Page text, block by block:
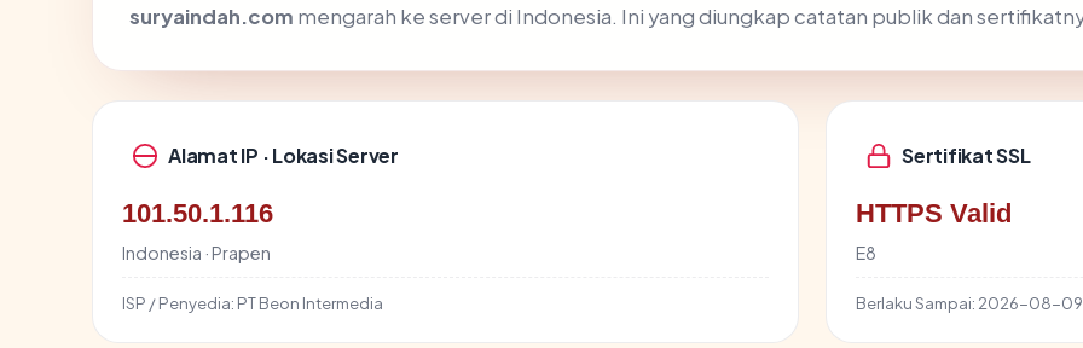
suryaindah.com mengarah ke server di Indonesia. Ini yang diungkap catatan publik dan
Alamat IP · Lokasi Server
101.50.1.116
Indonesia · Prapen
ISP / Penyedia: PT Beon Intermedia
Sertifikat SSL
HTTPS Valid
E8
Berlaku Sampai: 2026-08-09